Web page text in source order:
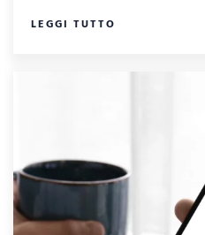
LEGGI TUTTO